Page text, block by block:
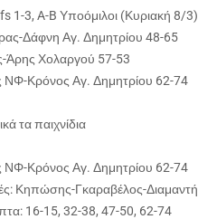
1-3, A-B Υποόμιλοι (Κυριακή 8/3)
Δάφνη Αγ. Δημητρίου 48-65
Άρης Χολαργού 57-53
ΝΦ-Κρόνος Αγ. Δημητρίου 62-74
τα παιχνίδια
ΝΦ-Κρόνος Αγ. Δημητρίου 62-74
Κηπώσης-Γκαραβέλος-Διαμαντή
16-15, 32-38, 47-50, 62-74